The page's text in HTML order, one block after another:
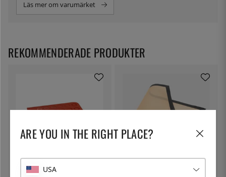
Läs mer om varumärket
MARTELLATO
REKOMMENDERADE PRODUKTER
ARE YOU IN THE RIGHT PLACE?
USA